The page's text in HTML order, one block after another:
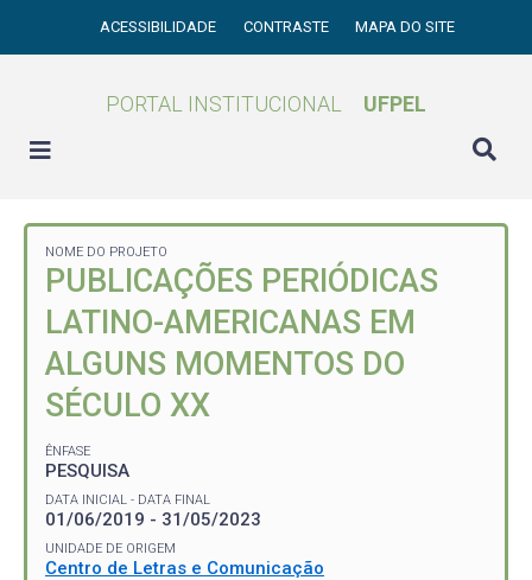
ACESSIBILIDADE CONTRASTE MAPA DO SITE
PORTAL INSTITUCIONAL UFPEL
NOME DO PROJETO
PUBLICAÇÕES PERIÓDICAS
LATINO-AMERICANAS EM
ALGUNS MOMENTOS DO
SÉCULO XX
ÊNFASE
PESQUISA
DATA INICIAL - DATA FINAL
01/06/2019 - 31/05/2023
UNIDADE DE ORIGEM
Centro de Letras e Comunicação